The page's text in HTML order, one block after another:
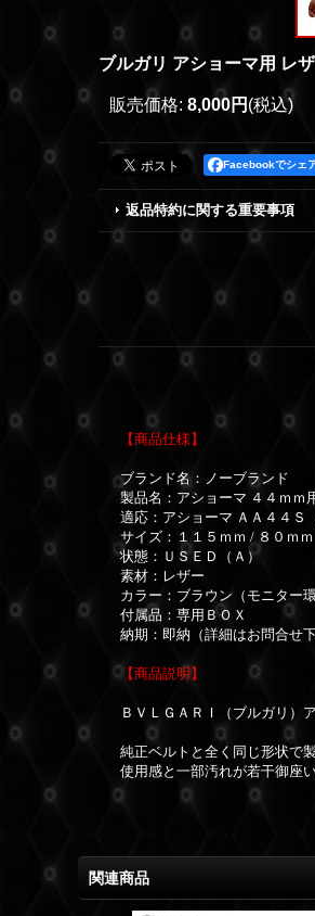
ブルガリ アショーマ用 レ
販売価格: 8,000円 (税込)
Facebookでシェ
返品特約に関する重要事項
【商品仕様】
ブランド名：ノーブランド
製品名：アショーマ ４４ｍｍ
適応：アショーマ ＡＡ４４Ｓ
サイズ：１１５ｍｍ / ８０ｍｍ
状態：ＵＳＥＤ（Ａ）
素材：レザー
カラー：ブラウン（モニター
付属品：専用ＢＯＸ
納期：即納（詳細はお問合せ下
【商品説明】
ＢＶＬＧＡＲＩ（ブルガリ）
純正ベルトと全く同じ形状で
使用感と一部汚れが若干御座
関連商品